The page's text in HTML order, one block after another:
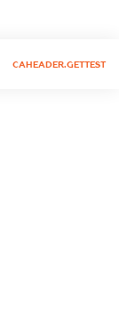
CAHEADER.GETTEST